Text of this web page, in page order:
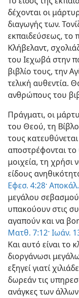
δέχονται οι
διαγωγής των.
εκπαιδεύσεως, το
Κλήβελαντ,
του Ιεχωβά στην
βιβλίο τους, την
τελική αυθεντία.
ανθρώπους του
Πράγματι, οι
του Θεού, τη
τους
αποστρέφονται το
μοιχεία, τη χρήσι
είδους
Εφεσ. 4:28·
μεγάλου
υπακούουν στις
αγαπούν και να
Ματθ. 7:12· Ιωάν.
Και αυτό είναι το
διοργάνωσι
εξηγεί γιατί
δωρεάν τις
ανάγκες των άλλων